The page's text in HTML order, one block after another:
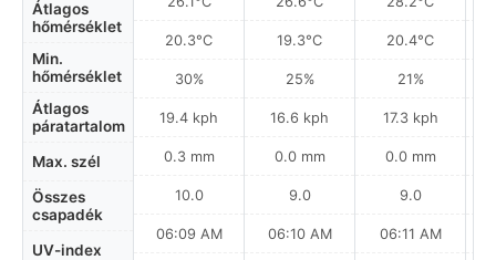
Átlagos
hőmérséklet
Min.
hőmérséklet
Átlagos
páratartalom
Max. szél
Összes
csapadék
UV-index
20.3°C
30%
19.4 kph
0.3 mm
10.0
06:09 AM
19.3°C
25%
16.6 kph
0.0 mm
9.0
06:10 AM
20.4°C
21%
17.3 kph
0.0 mm
9.0
06:11 AM